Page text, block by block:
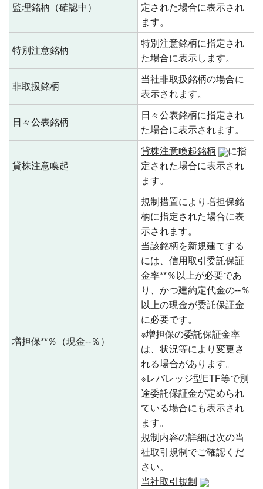
監理銘柄（確認中）
定された場合に表示され
ます。
特別注意銘柄
特別注意銘柄に指定され
た場合に表示します。
非取扱銘柄
当社非取扱銘柄の場合に
表示されます。
日々公表銘柄
日々公表銘柄に指定され
た場合に表示されます。
貸株注意喚起
貸株注意喚起銘柄
に指
定された場合に表示され
ます。
増担保**％（現金--％）
規制措置により増担保銘
柄に指定された場合に表
示されます。
当該銘柄を新規建てする
には、信用取引委託保証
金率**％以上が必要であ
り、かつ建約定代金の--％
以上の現金が委託保証金
に必要です。
※増担保の委託保証金率
は、状況等により変更さ
れる場合があります。
※レバレッジ型ETF等で別
途委託保証金が定められ
ている場合にも表示され
ます。
規制内容の詳細は次の当
社取引規制でご確認くだ
さい。
当社取引規制